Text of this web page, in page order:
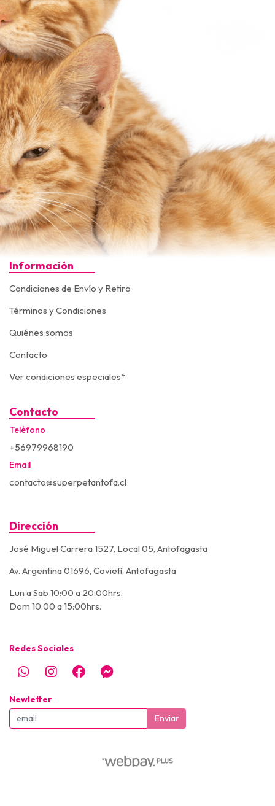
Información
Condiciones de Envío y Retiro
Términos y Condiciones
Quiénes somos
Contacto
Ver condiciones especiales*
Contacto
Teléfono
+56979968190
Email
contacto@superpetantofa.cl
Dirección
José Miguel Carrera 1527, Local 05, Antofagasta
Av. Argentina 01696, Coviefi, Antofagasta
Lun a Sab 10:00 a 20:00hrs.
Dom 10:00 a 15:00hrs.
Redes Sociales
Newletter
Enviar